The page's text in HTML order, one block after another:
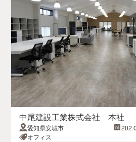
中尾建設工業株式会社 本社
愛知県安城市
オフィス